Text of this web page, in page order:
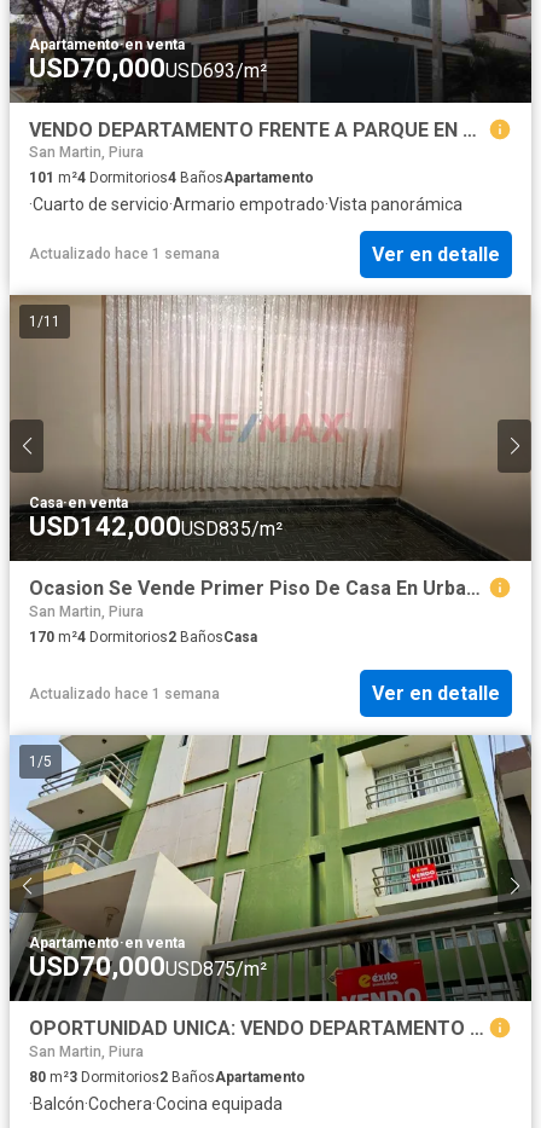
Apartamento·en venta
USD70,000USD693/m²
VENDO DEPARTAMENTO FRENTE A PARQUE EN MIRAFLORES, CASTILLA
San Martin, Piura
101 m²4 Dormitorios4 BañosApartamento
·Cuarto de servicio·Armario empotrado·Vista panorámica
Actualizado hace 1 semana Ver en detalle
1 /11
Casa·en venta
USD142,000USD835/m²
Ocasion Se Vende Primer Piso De Casa En Urbanización Miraflores
San Martin, Piura
170 m²4 Dormitorios2 BañosCasa
Actualizado hace 1 semana Ver en detalle
1 /5
Apartamento·en venta
USD70,000USD875/m²
OPORTUNIDAD UNICA: VENDO DEPARTAMENTO CERCA AL PARQUE QUIÑONES, CASTILLA
San Martin, Piura
80 m²3 Dormitorios2 BañosApartamento
·Balcón·Cochera·Cocina equipada